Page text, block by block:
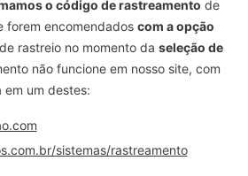
o código de rastreamento de
forem encomendados com a opção
rastreio no momento da seleção de
não funcione em nosso site, com
um destes:
sistemas/rastreamento